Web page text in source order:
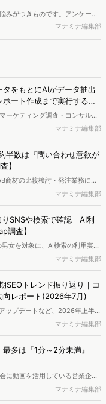
、ダウンロードいただけま
みがつきものです。アンケート
、新商品の受容性も判断しきれ
は記事のフォームから無料でダ
マナミナ編集部
をもとにAIがデータ抽出
ート作成まで実行する
供開始
ーケティング調査・コンサルテ
ァリューズは、国内最大規模
としたマーケティングリサーチ
の新機能として、AIが市場分
自律的にサポートする
始いたしました。
マナミナ編集部
半数は『問い合わせ意欲が
】
商材の比較検討・発注業務に携
っぽさに関する意識調査を実施
マナミナ編集部
りSNSや検索で確認 AI利
調査】
女を対象に、AI検索の利用実態
いるかを調査し、結果を公開し
マナミナ編集部
SEOトレンド振り返り｜コ
向レポート(2026年7月)
ップデートなど、2026年上半期
た生成AI利用は約1.6倍に伸長
も15.1%へ拡大するなど、ユー
。WebマーケターやSEO担当者
ポートは記事のフォームから無
していただいた方には特典も
マナミナ編集部
多は『1分～2分未満』
に動画を活用している営業企
展示会における動画活用の実態
マナミナ編集部